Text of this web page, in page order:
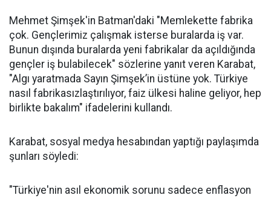
Mehmet Şimşek'in Batman'daki "Memlekette fabrika
çok. Gençlerimiz çalışmak isterse buralarda iş var.
Bunun dışında buralarda yeni fabrikalar da açıldığında
gençler iş bulabilecek" sözlerine yanıt veren Karabat,
"Algı yaratmada Sayın Şimşek’in üstüne yok. Türkiye
nasıl fabrikasızlaştırılıyor, faiz ülkesi haline geliyor, hep
birlikte bakalım" ifadelerini kullandı.
Karabat, sosyal medya hesabından yaptığı paylaşımda
şunları söyledi:
"Türkiye'nin asıl ekonomik sorunu sadece enflasyon